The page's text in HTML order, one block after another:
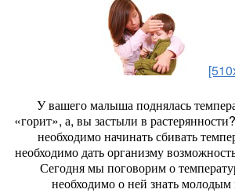
У вашего малыша поднялась
«горит», а, вы застыли в
необходимо начинать сбивать
необходимо дать организму
Сегодня мы поговорим о
необходимо о ней знать